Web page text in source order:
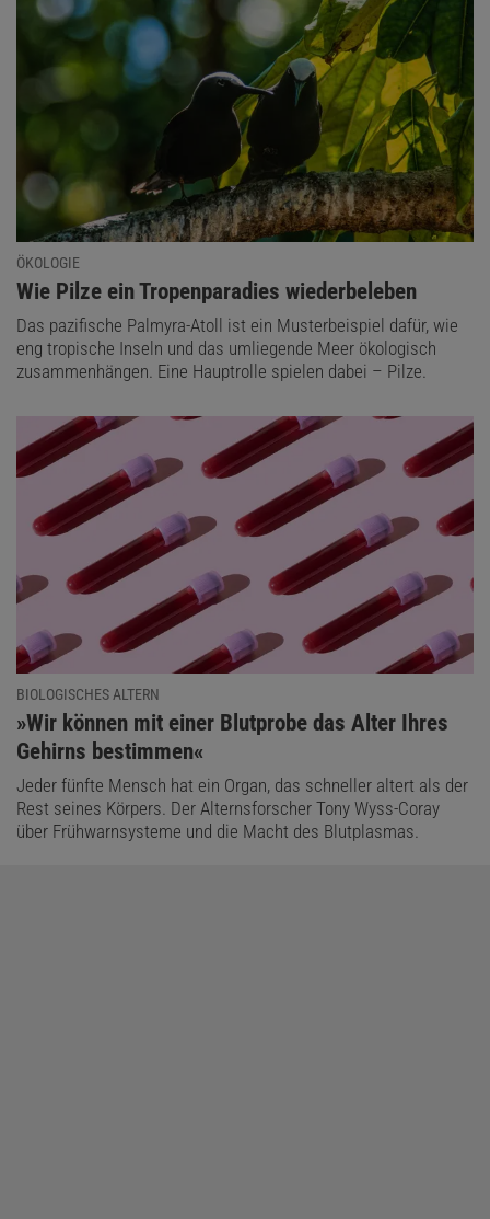
ÖKOLOGIE
:
Wie Pilze ein Tropenparadies wiederbeleben
Das pazifische Palmyra-Atoll ist ein Musterbeispiel dafür, wie
eng tropische Inseln und das umliegende Meer ökologisch
zusammenhängen. Eine Hauptrolle spielen dabei – Pilze.
BIOLOGISCHES ALTERN
:
»Wir können mit einer Blutprobe das Alter Ihres
Gehirns bestimmen«
Jeder fünfte Mensch hat ein Organ, das schneller altert als der
Rest seines Körpers. Der Alternsforscher Tony Wyss-Coray
über Frühwarnsysteme und die Macht des Blutplasmas.